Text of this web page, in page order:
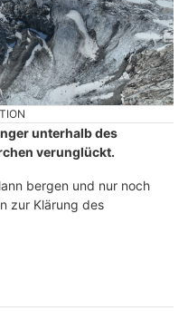
unterhalb des
verunglückt.
bergen und nur noch
zur Klärung des